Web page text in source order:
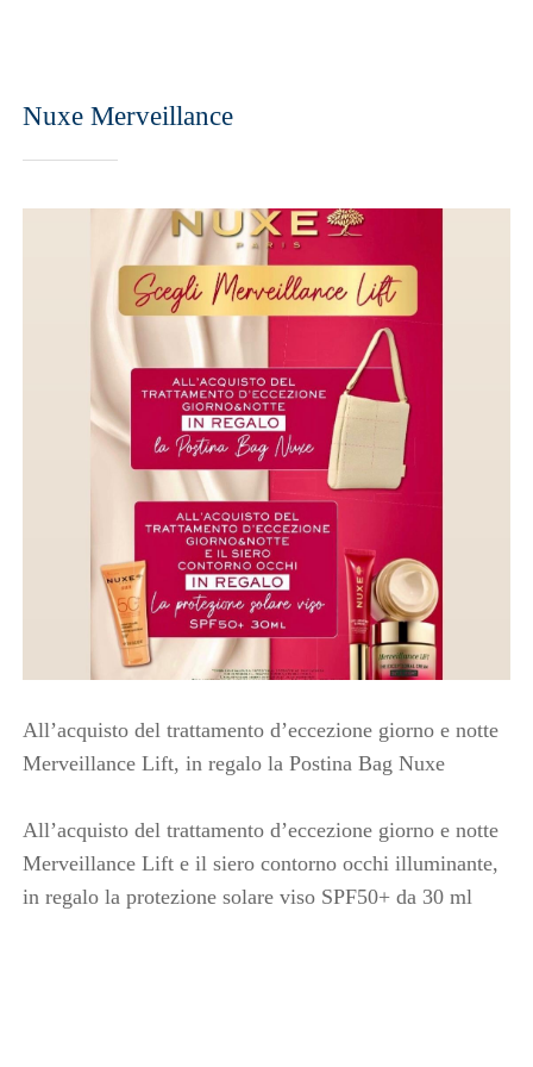
Nuxe Merveillance
All’acquisto del trattamento d’eccezione giorno e notte
Merveillance Lift, in regalo la Postina Bag Nuxe
All’acquisto del trattamento d’eccezione giorno e notte
Merveillance Lift e il siero contorno occhi illuminante,
in regalo la protezione solare viso SPF50+ da 30 ml